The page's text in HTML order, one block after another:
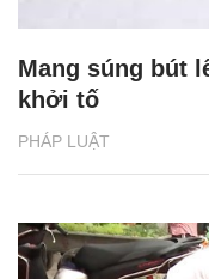
PHÁP LUẬT
Mang súng bút
khởi tố